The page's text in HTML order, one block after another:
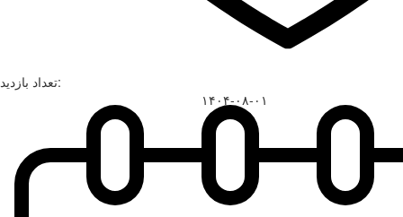
تعداد بازدید:
۱۴۰۴-۰۸-۰۱